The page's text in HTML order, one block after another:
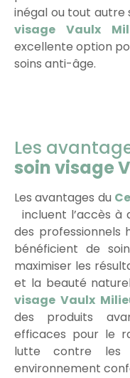
inégal ou tout autre
visage Vaulx
excellente option
soins anti-âge.
Les
soin visage
Les avantages du
incluent l’accès
des professionnels
bénéficient de
maximiser les
et la beauté
visage Vaulx
des produits
efficaces pour le
lutte contre les
environnement